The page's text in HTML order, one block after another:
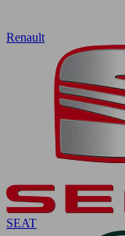
Renault
SEAT